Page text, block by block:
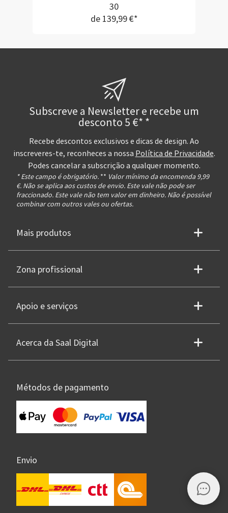
30
de 139,99 €*
Subscreve a Newsletter e recebe um
desconto 5 €* *
Recebe descontos exclusivos e dicas de design. Ao
inscreveres-te, reconheces a nossa Política de Privacidade.
Podes cancelar a subscrição a qualquer momento.
* Este campo é obrigatório. ** Valor mínimo da encomenda 9,99
€. Não se aplica aos custos de envio. Este vale não pode ser
fraccionado. Este vale não tem valor em dinheiro. Não é possível
combinar com outros vales ou ofertas.
Mais produtos
Zona profissional
Apoio e serviços
Acerca da Saal Digital
Métodos de pagamento
Envio